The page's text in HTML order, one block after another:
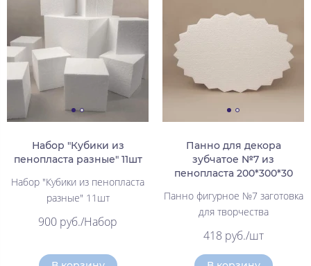
Набор "Кубики из
пенопласта разные" 11шт
Набор "Кубики из пенопласта
разные" 11шт
900 руб./Набор
Панно для декора
зубчатое №7 из
пенопласта 200*300*30
Панно фигурное №7 заготовка
для творчества
418 руб./шт